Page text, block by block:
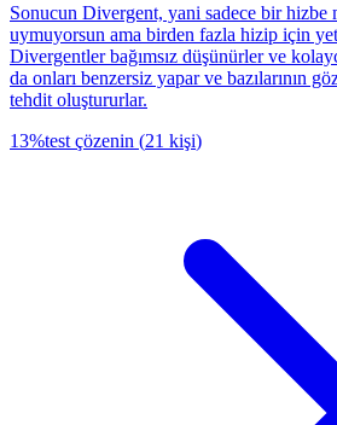
Sonucun Divergent, yani sadece bir hizbe
uymuyorsun ama birden fazla hizip için
Divergentler bağımsız düşünürler ve
da onları benzersiz yapar ve bazılarının
tehdit oluştururlar.
13%test çözenin (21 kişi)